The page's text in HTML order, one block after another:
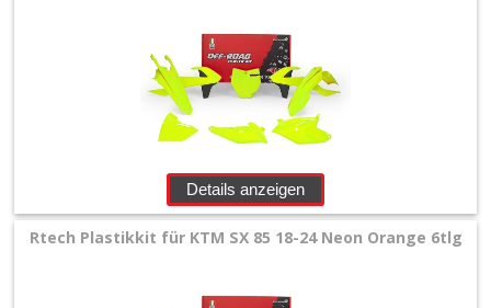
Details anzeigen
Rtech Plastikkit für KTM SX 85 18-24 Neon Orange 6tlg